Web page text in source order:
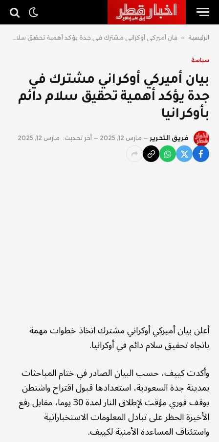
الرئيسية » بيان أميركي أوكراني مشترك في جدة يؤكد أهمية تحقيق سلام دائم بأوكرانيا
سياسة
بيان أميركي أوكراني مشترك في
جدة يؤكد أهمية تحقيق سلام دائم
بأوكرانيا
فريق التحرير مارس 12, 2025 آخر تحديث: مارس 12, 2025
أعلن بيان أميركي أوكراني مشترك اتخاذ خطوات مهمة
باتجاه تحقيق سلام دائم في أوكرانيا.
وأكدت كييف، حسب البيان الصادر في ختام المباحثات
بمدينة جدة السعودية، استعدادها قبول اقتراح واشنطن
بوقف فوري مؤقت لإطلاق النار لمدة 30 يوما، مقابل رفع
الأخيرة الحظر على تبادل المعلومات الاستخباراتية
واستئناف المساعدة الأمنية لكييف.